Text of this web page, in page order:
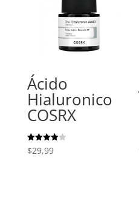
Ácido
Hialuronico
COSRX
Valorado
con
$29,99